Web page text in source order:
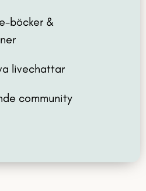
böcker &
livechattar
community